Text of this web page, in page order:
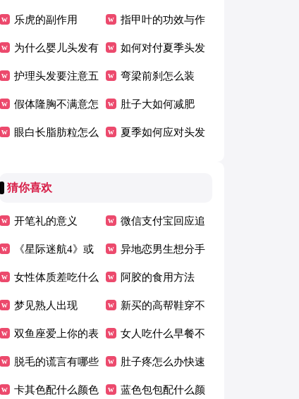
发该怎么办？ 变化
乐虎的副作用 指甲叶的功效与作
用
为什么婴儿头发有
浓疏之分 一般和
这三个因素有关
如何对付夏季头发
油腻 这些方法值
得一试
护理头发要注意五
大误区
弯梁前刹怎么装
假体隆胸不满意怎
么办
肚子大如何减肥
眼白长脂肪粒怎么 夏季如何应对头发
猜你喜欢
开笔礼的意义 微信支付宝回应追
查个人收款码 4 年
数据传言
《星际迷航4》或
将原班人马回归开
拍
异地恋男生想分手
的前兆
女性体质差吃什么
增强免疫力的好
阿胶的食用方法
梦见熟人出现 新买的高帮鞋穿不
进去
双鱼座爱上你的表
现
女人吃什么早餐不
容易胖
脱毛的谎言有哪些 肚子疼怎么办快速
止疼最有效
卡其色配什么颜色 蓝色包包配什么颜